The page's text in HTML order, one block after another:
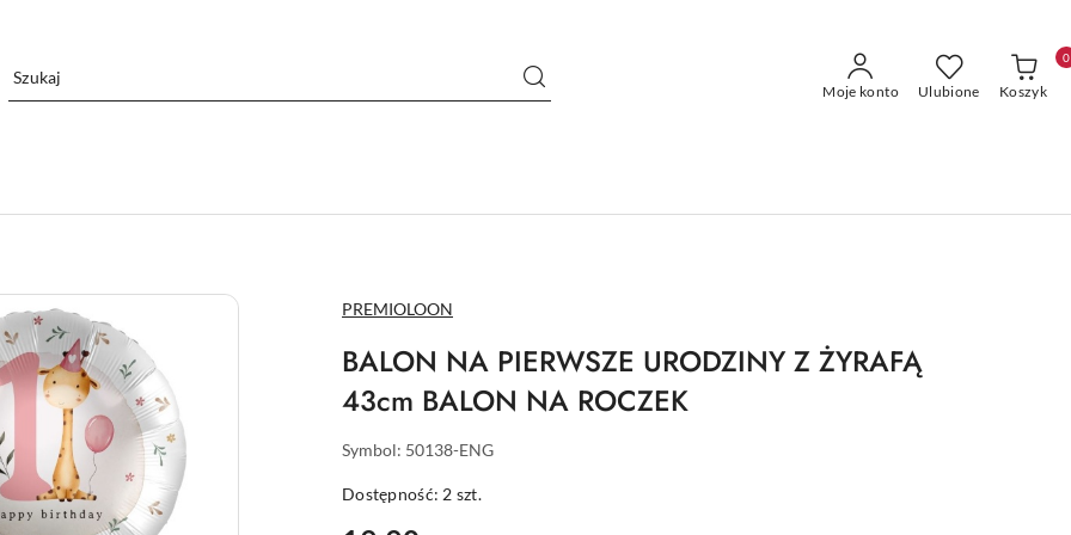
Moje konto Ulubione Koszyk
0
NAZWA
PRODUCENTA:
PREMIOLOON
BALON NA PIERWSZE URODZINY Z ŻYRAFĄ
43cm BALON NA ROCZEK
Symbol: 50138-ENG
Dostępność: 2 szt.